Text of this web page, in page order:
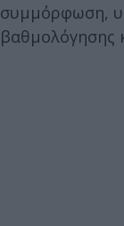
συμμόρφωση,
βαθμολόγησης